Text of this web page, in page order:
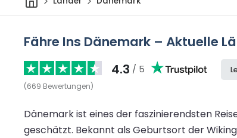
Fähre Ins Dänemark – Aktuelle
4.3 / 5
(669 Bewertungen)
Dänemark ist eines der faszinierendsten
geschätzt. Bekannt als Geburtsort der